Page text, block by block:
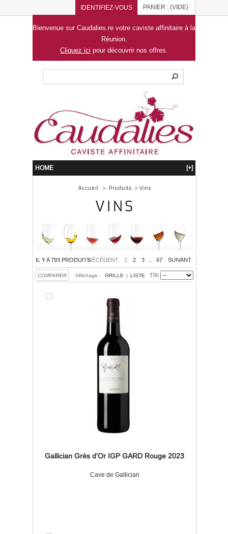
IDENTIFIEZ-VOUS PANIER : (VIDE)
Bienvenue sur Caudalies.re votre caviste affinitaire à la
Réunion.
Cliquez ici pour découvrir nos offres.
HOME [+]
Accueil > Produits > Vins
VINS
IL Y A 793 PRODUITS.PRÉCÉDENT 1 2 3 67 SUIVANT
TRI
Affichage : GRILLE | LISTE
Gallician Grès d'Or IGP GARD Rouge 2023
Cave de Gallician